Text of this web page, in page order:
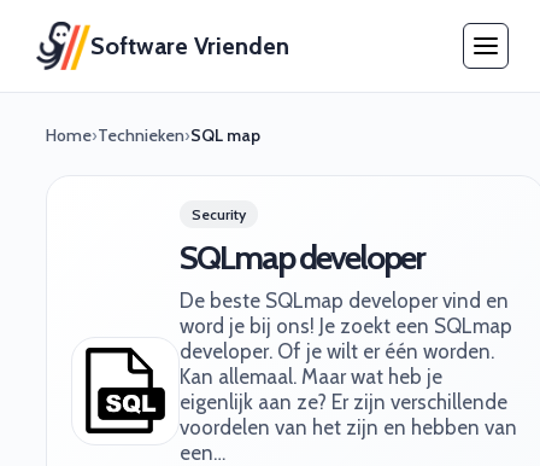
Software Vrienden
Home›Technieken›SQL map
Security
SQLmap developer
De beste SQLmap developer vind en
word je bij ons! Je zoekt een SQLmap
developer. Of je wilt er één worden.
Kan allemaal. Maar wat heb je
eigenlijk aan ze? Er zijn verschillende
voordelen van het zijn en hebben van
een…